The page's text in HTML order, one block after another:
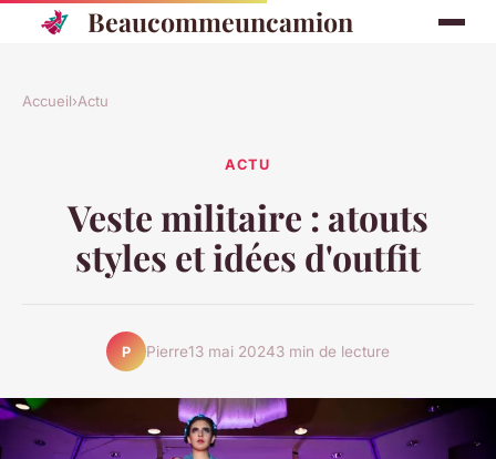
Beaucommeuncamion
Accueil›Actu
ACTU
Veste militaire : atouts
styles et idées d'outfit
P Pierre13 mai 20243 min de lecture